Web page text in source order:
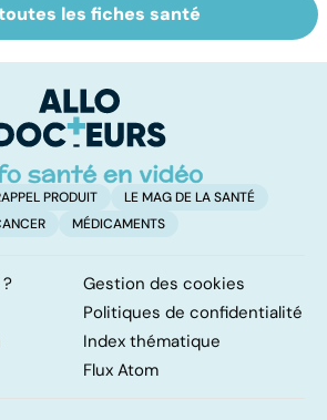
le
Staphylocoque
doré : une
surveillance
les fiches santé
PRODUIT
LE MAG DE LA SANTÉ
MÉDICAMENTS
Gestion des cookies
Politiques de confidentialité
Index thématique
Flux Atom